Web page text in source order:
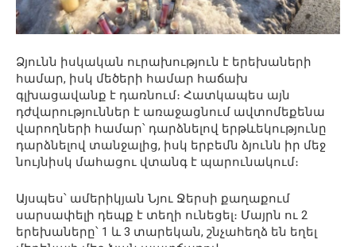
Ձյունն իսկական ուրախություն է երեխաների
համար, իսկ մեծերի համար հաճախ
գլխացավանք է դառնում։ Հատկապես այն
դժվարություններ է առաջացնում ավտոմեքենա
վարողների համար՝ դարձնելով երթևեկությունը
դարձնելով տանջալից, իսկ երբեմն ձյունն իր մեջ
նույնիսկ մահացու վտանգ է պարունակում։
Այսպես՝ ամերիկյան Նյու Ջերսի քաղաքում
սարսափելի դեպք է տեղի ունեցել։ Մայրն ու 2
երեխաները՝ 1 և 3 տարեկան, շնչահեղձ են եղել